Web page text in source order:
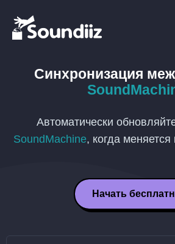
Синхронизация
Автоматически
SoundMachine, когда
Начать